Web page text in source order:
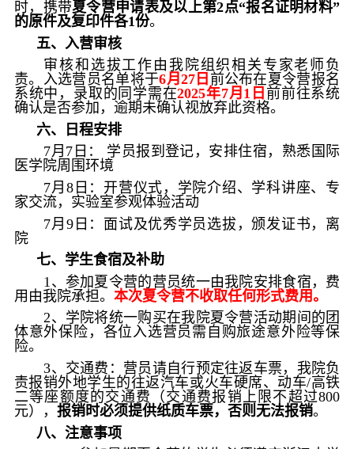
时，携带夏令营申请表及以上第2点“报名证明材料”
的原件及复印件各1份。
五、入营审核
审核和选拔工作由我院组织相关专家老师负
责。入选营员名单将于6月 27日 前公布在夏令营报名
系统中，录取的同学需在2025年7月 1 日 前前往系统
确认是否参加，逾期未确认视放弃此资格。
六、日程安排
7月 7 日： 学员报到登记，安排住宿，熟悉国际
医学院周围环境
7月 8日：开营仪式，学院介绍、学科讲座、专
家交流，实验室参观体验活动
7月 9日：面试及优秀学员选拔，颁发证书，离
院
七、学生食宿及补助
1 、参加夏令营的营员统一由我院安排食宿，费
用由我院承担。 本次夏令营不收取任何形式费用。
2、学院将统一购买在我院夏令营活动期间的团
体意外保险，各位入选营员需自购旅途意外险等保
险。
3、交通费：营员请自行预定往返车票，我院负
责报销外地学生的往返汽车或火车硬席、动车/高铁
二等座额度的交通费（交通费报销上限不超过800
元）， 报销时必须提供纸质车票，否则无法报销。
八、注意事项